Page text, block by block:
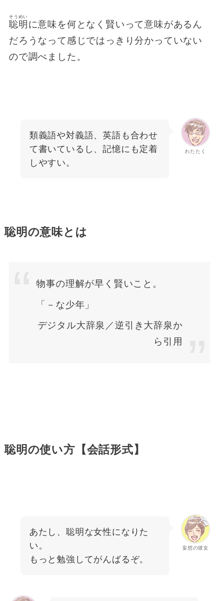
聡明
そうめい
に意味を何となく賢いって意味があるん
だろうなって感じではっきり分かっていない
ので調べました。
わたたく
類義語や対義語、英語も合わせ
て書いているし、記憶にも定着
しやすい。
聡明の意味とは
物事の理解が早く賢いこと。
「－な少年」
デジタル大辞泉／逆引き大辞泉か
ら引用
聡明の使い方【会話形式】
妄想の彼女
あたし、聡明な女性になりた
い。
もっと勉強してがんばるぞ。